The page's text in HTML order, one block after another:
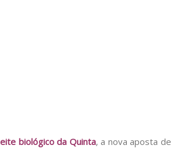
biológico da Quinta, a nova aposta de